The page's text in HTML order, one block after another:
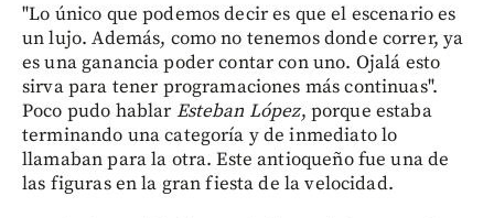
"Lo único que podemos decir es que el escenario es
un lujo. Además, como no tenemos donde correr, ya
es una ganancia poder contar con uno. Ojalá esto
sirva para tener programaciones más continuas".
Poco pudo hablar Esteban López, porque estaba
terminando una categoría y de inmediato lo
llamaban para la otra. Este antioqueño fue una de
las figuras en la gran fiesta de la velocidad.